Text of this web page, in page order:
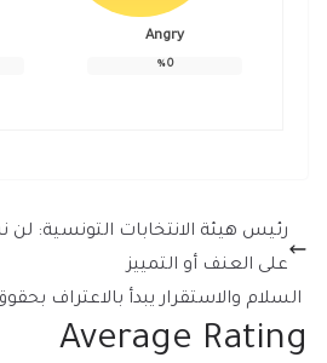
Angry
0
%
رئيس هيئة الانتخابات التونسية:
على العنف أو التمييز
السلام والاستقرار يبدأ بالاعتراف
Average Rating